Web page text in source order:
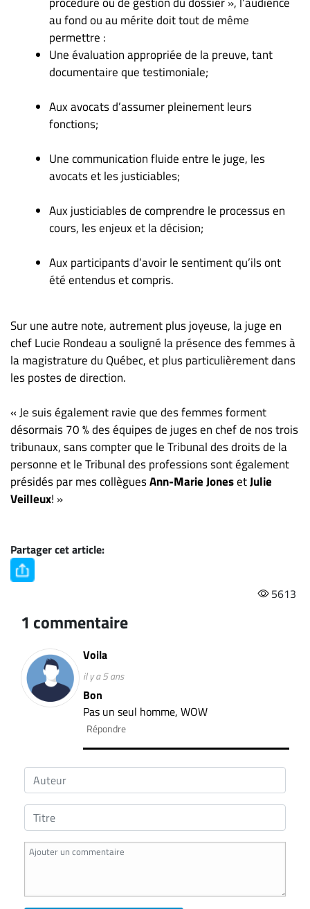
au fond ou au mérite doit tout de même
permettre :
Une évaluation appropriée de la preuve, tant
documentaire que testimoniale;
Aux avocats d’assumer pleinement leurs
fonctions;
Une communication fluide entre le juge, les
avocats et les justiciables;
Aux justiciables de comprendre le processus en
cours, les enjeux et la décision;
Aux participants d’avoir le sentiment qu’ils ont
été entendus et compris.
Sur une autre note, autrement plus joyeuse, la juge en
chef Lucie Rondeau a souligné la présence des femmes à
la magistrature du Québec, et plus particulièrement dans
les postes de direction.
« Je suis également ravie que des femmes forment
désormais 70 % des équipes de juges en chef de nos trois
tribunaux, sans compter que le Tribunal des droits de la
personne et le Tribunal des professions sont également
présidés par mes collèguesAnn-Marie JonesetJulie
Veilleux! »
Partager cet article:
5613
1 commentaire
Voila
il y a 5 ans
Bon
Pas un seul homme, WOW
Répondre